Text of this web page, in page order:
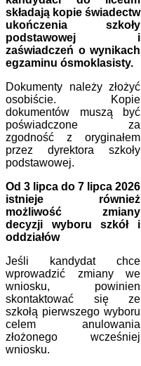
składają kopie świadectw
ukończenia szkoły
podstawowej i
zaświadczeń o wynikach
egzaminu ósmoklasisty.
Dokumenty należy złożyć
osobiście. Kopie
dokumentów muszą być
poświadczone za
zgodność z oryginałem
przez dyrektora szkoły
podstawowej.
Od 3 lipca do 7 lipca 2026
istnieje również
możliwość zmiany
decyzji wyboru szkół i
oddziałów
Jeśli kandydat chce
wprowadzić zmiany we
wniosku, powinien
skontaktować się ze
szkołą pierwszego wyboru
celem anulowania
złożonego wcześniej
wniosku.